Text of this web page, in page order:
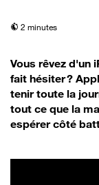
temps de lecture
2 minutes
Vous rêvez d'un
fait hésiter ?
tenir toute la
tout ce que la
espérer côté